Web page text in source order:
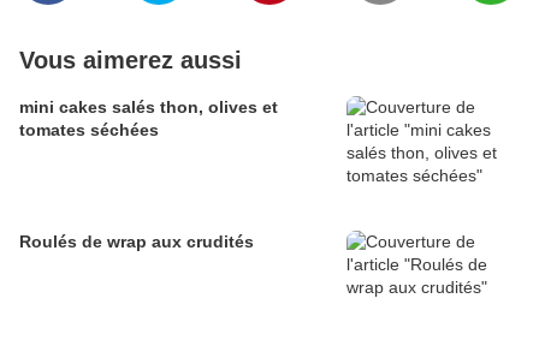
Vous aimerez aussi
mini cakes salés thon, olives et
tomates séchées
Roulés de wrap aux crudités